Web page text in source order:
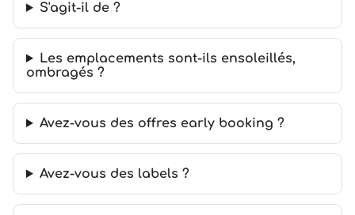
S'agit-il de ?
Les emplacements sont-ils ensoleillés,
ombragés ?
Avez-vous des offres early booking ?
Avez-vous des labels ?